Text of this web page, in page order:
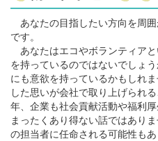
あなたの目指したい方向を周
です。
あなたはエコやボランティア
を持っているのではないでしょ
にも意欲を持っているかもしれ
した思いが会社で取り上げられ
年、企業も社会貢献活動や福利
まったくあり得ない話ではあり
の担当者に任命される可能性もあ